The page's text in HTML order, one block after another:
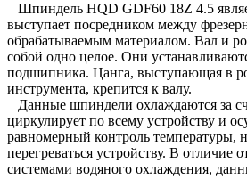
Шпиндель HQD GDF60 18Z 4.5
выступает посредником между
обрабатываемым материалом. Вал и
собой одно целое. Они
подшипника. Цанга, выступающая в
инструмента, крепится к валу.
Данные шпиндели охлаждаются за
циркулирует по всему устройству и
равномерный контроль температуры,
перегреваться устройству. В отличие
системами водяного охлаждения,